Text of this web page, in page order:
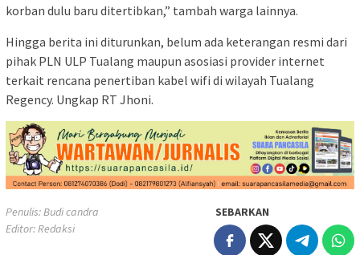
korban dulu baru ditertibkan,” tambah warga lainnya.
Hingga berita ini diturunkan, belum ada keterangan resmi dari
pihak PLN ULP Tualang maupun asosiasi provider internet
terkait rencana penertiban kabel wifi di wilayah Tualang
Regency. Ungkap RT Jhoni.
Penulis: Budi candra
Editor: Redaksi
SEBARKAN